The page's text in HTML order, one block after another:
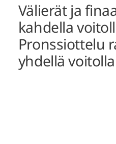
Välierät ja
kahdella
Pronssiottelu
yhdellä